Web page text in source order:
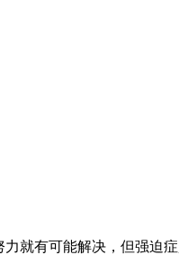
就有可能解决，但强迫